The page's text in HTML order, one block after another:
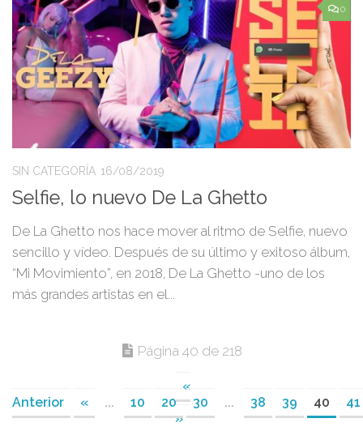
0
SIN CATEGORÍA 16/08/2019
Selfie, lo nuevo De La Ghetto
De La Ghetto nos hace mover al ritmo de Selfie, nuevo
sencillo y vídeo. Después de su último y exitoso álbum,
“Mi Movimiento”, en 2018, De La Ghetto -uno de los
más grandes artistas en el...
Página 40 de 218
«
Anterior
« ... 10 20 30 ... 38 39 40
41
»